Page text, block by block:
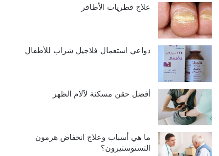
علاج فطريات الأظافر
دواعي استعمال فلاجيل شراب للأطفال
أفضل حقن مسكنة لآلام الظهر
ما هي أسباب وعلاج انخفاض هرمون
التستوستيرون؟